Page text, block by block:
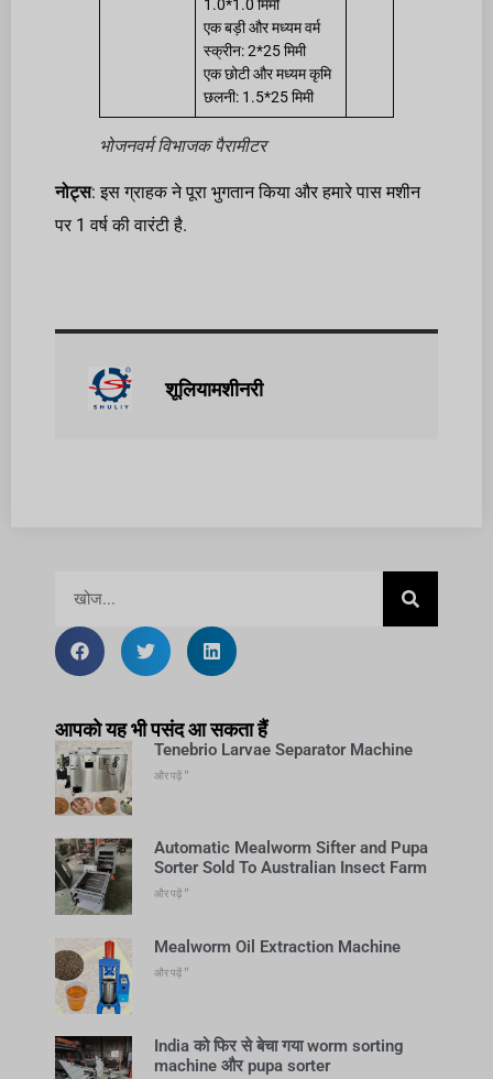
1.0*1.0 मिमी
एक बड़ी और मध्यम वर्म
स्क्रीन: 2*25 मिमी
एक छोटी और मध्यम कृमि
छलनी: 1.5*25 मिमी
भोजनवर्म विभाजक पैरामीटर
नोट्स: इस ग्राहक ने पूरा भुगतान किया और हमारे पास मशीन
पर 1 वर्ष की वारंटी है.
शूलियामशीनरी
आपको यह भी पसंद आ सकता हैं
Tenebrio Larvae Separator Machine
और पढ़ें "
Automatic Mealworm Sifter and Pupa
Sorter Sold To Australian Insect Farm
और पढ़ें "
Mealworm Oil Extraction Machine
और पढ़ें "
India को फिर से बेचा गया worm sorting
machine और pupa sorter